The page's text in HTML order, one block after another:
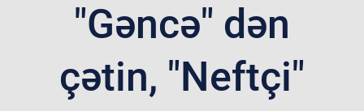
"Gəncə" dən
çətin, "Neftçi"